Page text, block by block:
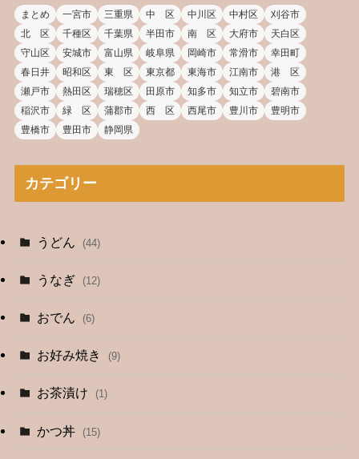
まとめ 一宮市 三重県 中 区 中川区 中村区
刈谷市
北 区
千種区 千葉県 半田市 南 区 大府市
天白区
守山区
安城市 富山県 岐阜県 岡崎市 常滑市
幸田町
春日井
昭和区 東 区 東京都 東海市 江南市
港 区
瀬戸市
熱田区 瑞穂区 田原市 知多市 知立市
碧南市
稲沢市
緑 区 蒲郡市 西 区 西尾市 豊川市
豊明市
豊橋市
豊田市 静岡県
カテゴリー
うどん (44)
うなぎ (12)
おでん (6)
お好み焼き (9)
お茶漬け (1)
かつ丼 (15)